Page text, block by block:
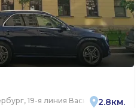
19-я линия Васильевского
2.8км.